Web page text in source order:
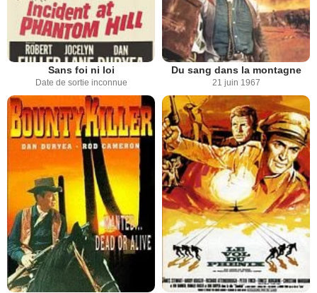
Sans foi ni loi
Date de sortie inconnue
Du sang dans la montagne
21 juin 1967